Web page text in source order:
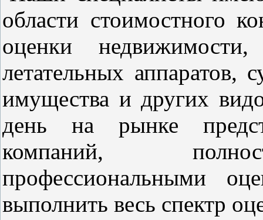
области стоимостного
оценки недвижимости,
летательных аппаратов,
имущества и других
день на рынке
компаний,
профессиональными
выполнить весь спектр